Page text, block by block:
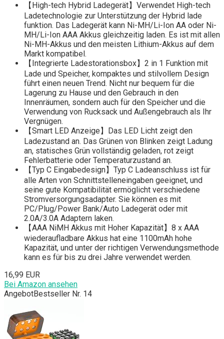
【High-tech Hybrid Ladegerät】Verwendet High-tech
Ladetechnologie zur Unterstützung der Hybrid lade
funktion. Das Ladegerät kann Ni-MH/Li-Ion AA oder Ni-
MH/Li-Ion AAA Akkus gleichzeitig laden. Es ist mit allen
Ni-MH-Akkus und den meisten Lithium-Akkus auf dem
Markt kompatibel.
【Integrierte Ladestorationsbox】2 in 1 Funktion mit
Lade und Speicher, kompaktes und stilvollem Design
führt einen neuen Trend. Nicht nur bequem für die
Lagerung zu Hause und den Gebrauch in den
Innenräumen, sondern auch für den Speicher und die
Verwendung von Rucksack und Außengebrauch als Ihr
Vergnügen.
【Smart LED Anzeige】Das LED Licht zeigt den
Ladezustand an. Das Grünen von Blinken zeigt Ladung
an, statisches Grün vollständig geladen, rot zeigt
Fehlerbatterie oder Temperaturzustand an.
【Typ C Eingabedesign】Typ C Ladeanschluss ist für
alle Arten von Schnittstelleneingaben geeignet, und
seine gute Kompatibilität ermöglicht verschiedene
Stromversorgungsadapter. Sie können es mit
PC/Plug/Power Bank/Auto Ladegerät oder mit
2.0A/3.0A Adaptern laken.
【AAA NiMH Akkus mit Hoher Kapazität】8 x AAA
wiederaufladbare Akkus hat eine 1100mAh hohe
Kapazität, und unter der richtigen Verwendungsmethode
kann es für bis zu drei Jahre verwendet werden.
16,99 EUR
Bei Amazon ansehen
AngebotBestseller Nr. 14